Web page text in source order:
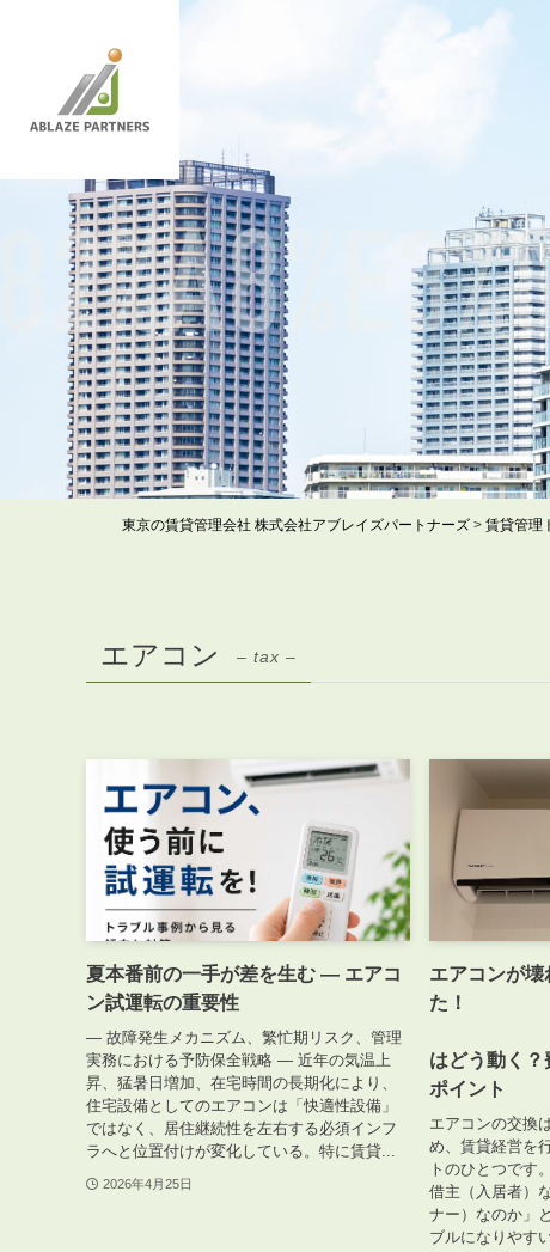
東京の賃貸管理会社 株式会社アブレイズパートナーズ > 賃貸管理
エアコン – tax –
夏本番前の一手が差を生む ― エアコ
ン試運転の重要性
― 故障発生メカニズム、繁忙期リスク、管理
実務における予防保全戦略 ― 近年の気温上
昇、猛暑日増加、在宅時間の長期化により、
住宅設備としてのエアコンは「快適性設備」
ではなく、居住継続性を左右する必須インフ
ラへと位置付けが変化している。特に賃貸...
2026年4月25日
エアコンが壊
オ
はどう動く
ポイント
エアコンの交換
め、賃貸経営を
トのひとつです
借主（入居者）
ナー）なのか」
ブルになりやす